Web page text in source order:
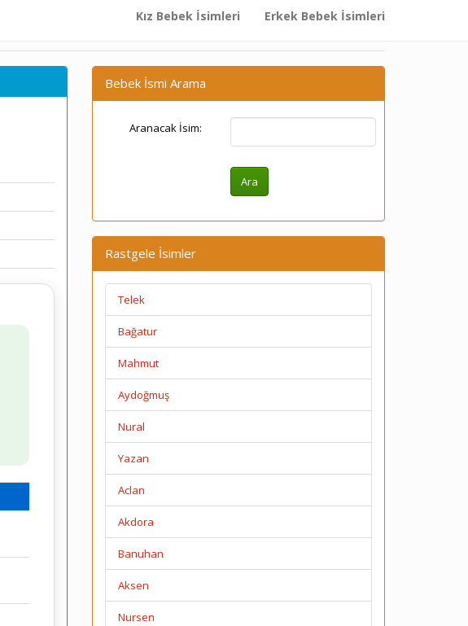
Kız Bebek İsimleri Erkek Bebek İsimleri
Bebek İsmi Arama
Aranacak İsim:
Rastgele İsimler
Telek
Bağatur
Mahmut
Aydoğmuş
Nural
Yazan
Aclan
Akdora
Banuhan
Aksen
Nursen